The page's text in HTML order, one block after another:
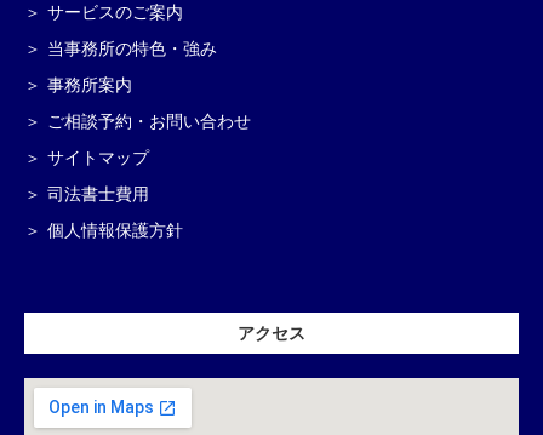
サービスのご案内
当事務所の特色・強み
事務所案内
ご相談予約・お問い合わせ
サイトマップ
司法書士費用
個人情報保護方針
アクセス